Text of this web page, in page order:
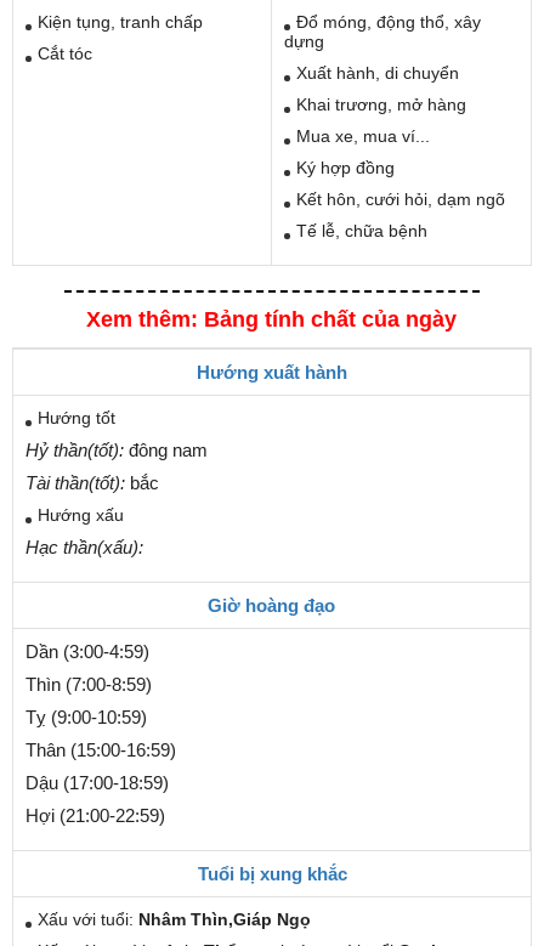
Kiện tụng, tranh chấp
Cắt tóc
Đổ móng, động thổ, xây
dựng
Xuất hành, di chuyển
Khai trương, mở hàng
Mua xe, mua ví...
Ký hợp đồng
Kết hôn, cưới hỏi, dạm ngõ
Tế lễ, chữa bệnh
Xem thêm: Bảng tính chất của ngày
Hướng xuất hành
Hướng tốt
Hỷ thần(tốt): đông nam
Tài thần(tốt): bắc
Hướng xấu
Hạc thần(xấu):
Giờ hoàng đạo
Dần (3:00-4:59)
Thìn (7:00-8:59)
Tỵ (9:00-10:59)
Thân (15:00-16:59)
Dậu (17:00-18:59)
Hợi (21:00-22:59)
Tuổi bị xung khắc
Xấu với tuổi: Nhâm Thìn,Giáp Ngọ